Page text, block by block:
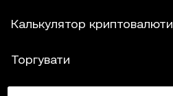
Калькулятор криптовалюти
Торгувати